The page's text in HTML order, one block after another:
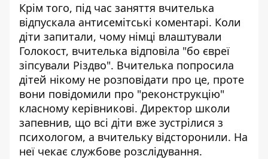
Крім того, під час заняття вчителька
відпускала антисемітські коментарі. Коли
діти запитали, чому німці влаштували
Голокост, вчителька відповіла "бо євреї
зіпсували Різдво". Вчителька попросила
дітей нікому не розповідати про це, проте
вони повідомили про "реконструкцію"
класному керівникові. Директор школи
запевнив, що всі діти вже зустрілися з
психологом, а вчительку відсторонили. На
неї чекає службове розслідування.